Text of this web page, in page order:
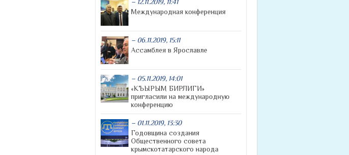
Международная конференция
– 06.11.2019, 15:11
Ассамблея в Ярославле
– 05.11.2019, 14:01
«КЪЫРЫМ БИРЛИГИ»
пригласили на международную
конференцию
– 01.11.2019, 13:30
Годовщина создания
Общественного совета
крымскотатарского народа